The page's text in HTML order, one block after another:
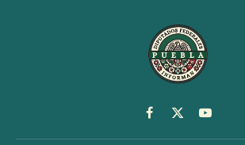
Facebook
X
(Twitter)
YouTube